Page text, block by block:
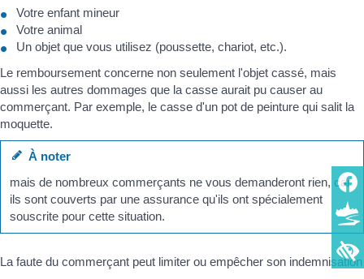
Votre enfant mineur
Votre animal
Un objet que vous utilisez (poussette, chariot, etc.).
Le remboursement concerne non seulement l'objet cassé, mais
aussi les autres dommages que la casse aurait pu causer au
commerçant. Par exemple, le casse d'un pot de peinture qui salit la
moquette.
À noter
mais de nombreux commerçants ne vous demanderont rien, car
ils sont couverts par une assurance qu'ils ont spécialement
souscrite pour cette situation.
La faute du commerçant peut limiter ou empêcher son indemnisation